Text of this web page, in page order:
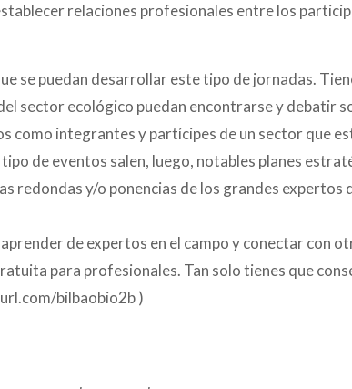
relaciones profesionales entre los
se puedan desarrollar este tipo de jornadas.
sector ecológico puedan encontrarse y debatir
como integrantes y partícipes de un sector que
de eventos salen, luego, notables planes
redondas y/o ponencias de los grandes expertos
de expertos en el campo y conectar con
para profesionales. Tan solo tienes que
bilbaobio2b )